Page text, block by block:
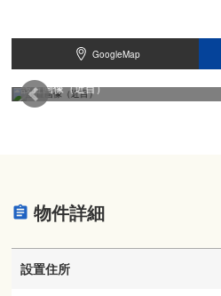
GoogleMap
設置画像（近目）
物件詳細
設置住所